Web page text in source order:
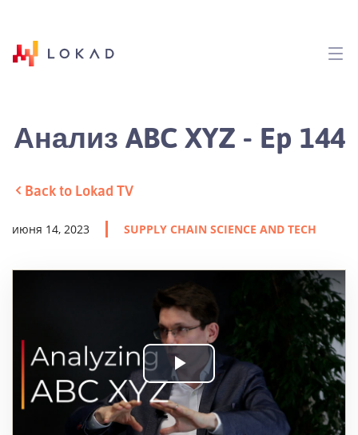
Анализ ABC XYZ - Ep 144
Back to Lokad TV
июня 14, 2023 SUPPLY CHAIN SCIENCE AND TECH
Play
Video